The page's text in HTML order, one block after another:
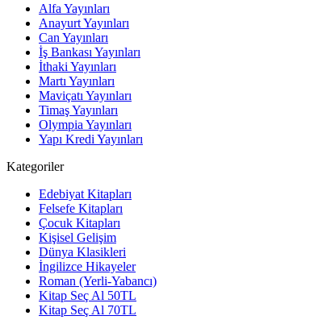
Alfa Yayınları
Anayurt Yayınları
Can Yayınları
İş Bankası Yayınları
İthaki Yayınları
Martı Yayınları
Maviçatı Yayınları
Timaş Yayınları
Olympia Yayınları
Yapı Kredi Yayınları
Kategoriler
Edebiyat Kitapları
Felsefe Kitapları
Çocuk Kitapları
Kişisel Gelişim
Dünya Klasikleri
İngilizce Hikayeler
Roman (Yerli-Yabancı)
Kitap Seç Al 50TL
Kitap Seç Al 70TL